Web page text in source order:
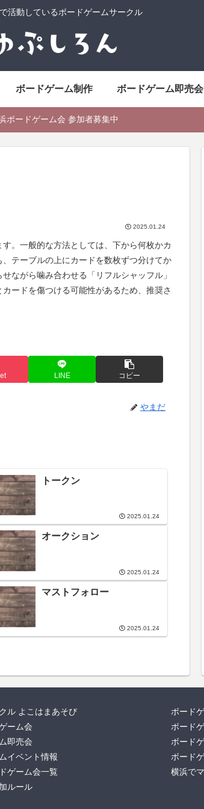
活動しているボードゲームサークル
ボードゲーム制作 ボードゲーム即売会
ボードゲーム会 参加者募集中
2025.01.24
。一般的な方法としては、下から何枚かカ
テーブルの上にカードを数枚ずつ分けてか
ながら噛み合わせる「リフルシャッフル」
ードを傷つける可能性があるため、推奨さ
LINE コピー
やまだ
トークン
2025.01.24
オークション
2025.01.24
マストフォロー
2025.01.24
ル よこはまあそび
ーム会
即売会
イベント情報
ゲーム会一覧
ルール
ボード
ボード
ボード
ボード
横浜で